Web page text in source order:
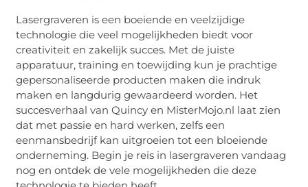
Lasergraveren is een boeiende en veelzijdige
technologie die veel mogelijkheden biedt voor
creativiteit en zakelijk succes. Met de juiste
apparatuur, training en toewijding kun je prachtige
gepersonaliseerde producten maken die indruk
maken en langdurig gewaardeerd worden. Het
succesverhaal van Quincy en MisterMojo.nl laat zien
dat met passie en hard werken, zelfs een
eenmansbedrijf kan uitgroeien tot een bloeiende
onderneming. Begin je reis in lasergraveren vandaag
nog en ontdek de vele mogelijkheden die deze